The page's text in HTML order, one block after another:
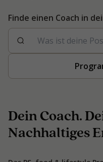
Finde einen Coach in
Dein Coach.
Nachhaltiges